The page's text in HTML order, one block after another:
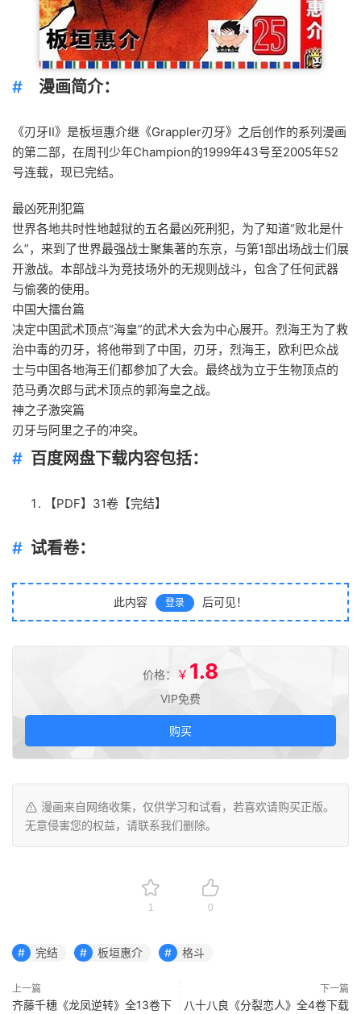
漫画简介：
《刃牙Ⅱ》是板垣惠介继《Grappler刃牙》之后创作的系列漫画
的第二部，在周刊少年Champion的1999年43号至2005年52
号连载，现已完结。
最凶死刑犯篇
世界各地共时性地越狱的五名最凶死刑犯，为了知道“败北是什
么”，来到了世界最强战士聚集著的东京，与第1部出场战士们展
开激战。本部战斗为竞技场外的无规则战斗，包含了任何武器
与偷袭的使用。
中国大擂台篇
决定中国武术顶点“海皇”的武术大会为中心展开。烈海王为了救
治中毒的刃牙，将他带到了中国，刃牙，烈海王，欧利巴众战
士与中国各地海王们都参加了大会。最终战为立于生物顶点的
范马勇次郎与武术顶点的郭海皇之战。
神之子激突篇
刃牙与阿里之子的冲突。
百度网盘下载内容包括：
【PDF】31卷【完结】
试看卷：
此内容 登录 后可见！
价格： ￥1.8
VIP免费
购买
漫画来自网络收集，仅供学习和试看，若喜欢请购买正版。
无意侵害您的权益，请联系我们删除。
1 0
完结 板垣惠介 格斗
上一篇
齐藤千穗《龙凤逆转》全13卷下
下一篇
八十八良《分裂恋人》全4卷下载